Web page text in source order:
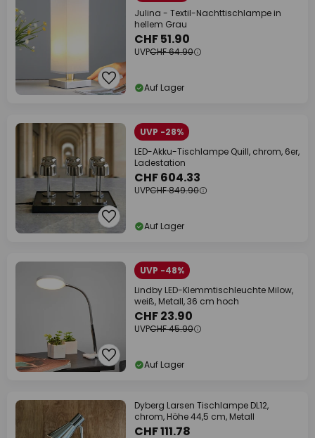
Julina - Textil-Nachttischlampe in
hellem Grau
CHF 51.90
UVPCHF 64.90
Auf Lager
UVP -28%
LED-Akku-Tischlampe Quill, chrom, 6er,
Ladestation
CHF 604.33
UVPCHF 849.90
Auf Lager
UVP -48%
Lindby LED-Klemmtischleuchte Milow,
weiß, Metall, 36 cm hoch
CHF 23.90
UVPCHF 45.90
Auf Lager
Dyberg Larsen Tischlampe DL12,
chrom, Höhe 44,5 cm, Metall
CHF 111.78